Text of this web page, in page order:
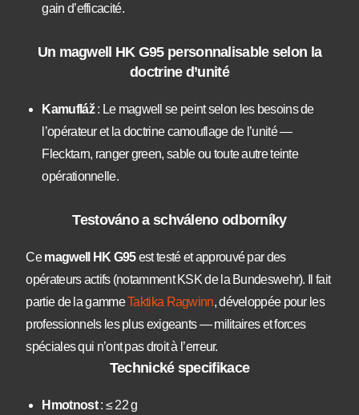
gain d’efficacité.
Un magwell HK G95 personnalisable selon la
doctrine d’unité
Kamufláž: Le magwell se peint selon les besoins de
l’opérateur et la doctrine camouflage de l’unité —
Flecktarn, ranger green, sable ou toute autre teinte
opérationnelle.
Testováno a schváleno odborníky
Cemagwell HK G95est testé et approuvé par des
opérateurs actifs (notamment KSK de la Bundeswehr). Il fait
partie de la gammeTaktika Ragwinn, développée pour les
professionnels les plus exigeants — militaires et forces
spéciales qui n’ont pas droit à l’erreur.
Technické specifikace
Hmotnost: ≤ 22 g